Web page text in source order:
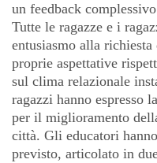
un feedback
Tutte le ragazze e i
entusiasmo alla
proprie aspettative
sul clima relazionale
ragazzi hanno espresso
per il miglioramento
città. Gli educatori
previsto, articolato in